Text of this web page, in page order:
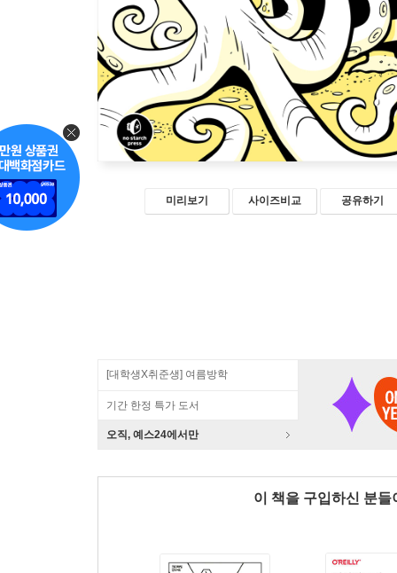
미리보기 사이즈비교 공유하기
[대학생X취준생] 여름방학
기간 한정 특가 도서
오직, 예스24에서만
이 책을 구입하신 분